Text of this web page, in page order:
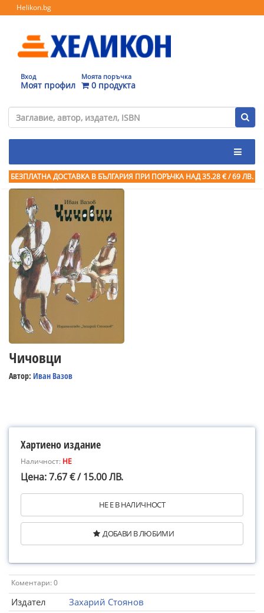
Helikon.bg
Вход
Моят профил
Моята поръчка
0 продукта
БЕЗПЛАТНА ДОСТАВКА В БЪЛГАРИЯ ПРИ ПОРЪЧКА НАД 35.28 € / 69 ЛВ.
Чичовци
Автор: Иван Вазов
Хартиено издание
Наличност: НЕ
Цена: 7.67 € / 15.00 ЛВ.
НЕ Е В НАЛИЧНОСТ
ДОБАВИ В ЛЮБИМИ
Коментари: 0
Издател
Захарий Стоянов